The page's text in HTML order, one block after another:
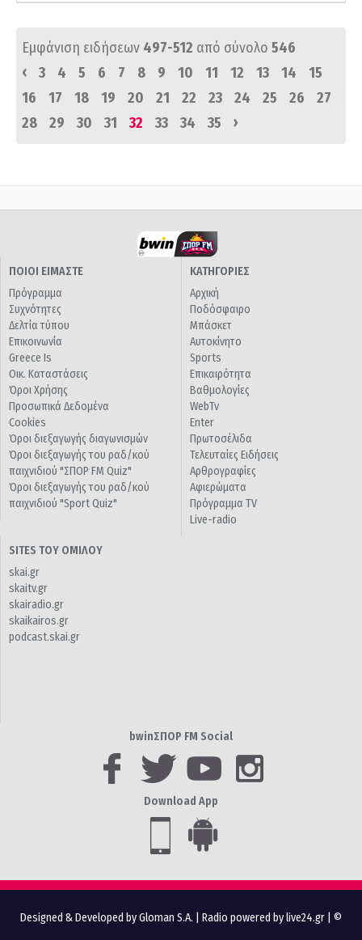
Εμφάνιση ειδήσεων 497-512 από σύνολο 546
‹
3 4 5 6 7 8 9 10 11 12 13 14
15
16
17 18 19 20 21 22 23 24 25 26
27
28
29 30 31 32 33 34 35 ›
ΠΟΙΟΙ ΕΙΜΑΣΤΕ
Πρόγραμμα
Συχνότητες
Δελτία τύπου
Επικοινωνία
Greece Is
Οικ. Καταστάσεις
Όροι Χρήσης
Προσωπικά Δεδομένα
Cookies
Όροι διεξαγωγής διαγωνισμών
Όροι διεξαγωγής του ραδ/κού
παιχνιδιού "ΣΠΟΡ FM Quiz"
Όροι διεξαγωγής του ραδ/κού
παιχνιδιού "Sport Quiz"
ΚΑΤΗΓΟΡΙΕΣ
Αρχική
Ποδόσφαιρο
Μπάσκετ
Αυτοκίνητο
Sports
Επικαιρότητα
Βαθμολογίες
WebTv
Enter
Πρωτοσέλιδα
Τελευταίες Ειδήσεις
Αρθρογραφίες
Αφιερώματα
Πρόγραμμα TV
Live-radio
SITES ΤΟΥ ΟΜΙΛΟΥ
skai.gr
skaitv.gr
skairadio.gr
skaikairos.gr
podcast.skai.gr
bwinΣΠΟΡ FM Social
Download App
Designed & Developed by Gloman S.A. Radio powered by live24.gr | ©